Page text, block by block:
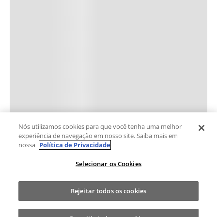
Nós utilizamos cookies para que você tenha uma melhor
experiência de navegação em nosso site. Saiba mais em
nossa Política de Privacidade
Selecionar os Cookies
Rejeitar todos os cookies